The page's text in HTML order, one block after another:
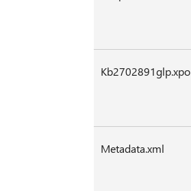
Kb2702891glp.xpo
Metadata.xml